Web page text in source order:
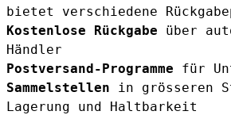
bietet verschiedene
Kostenlose Rückgabe über
Händler
Postversand-Programme für
Sammelstellen in grösseren
Lagerung und Haltbarkeit